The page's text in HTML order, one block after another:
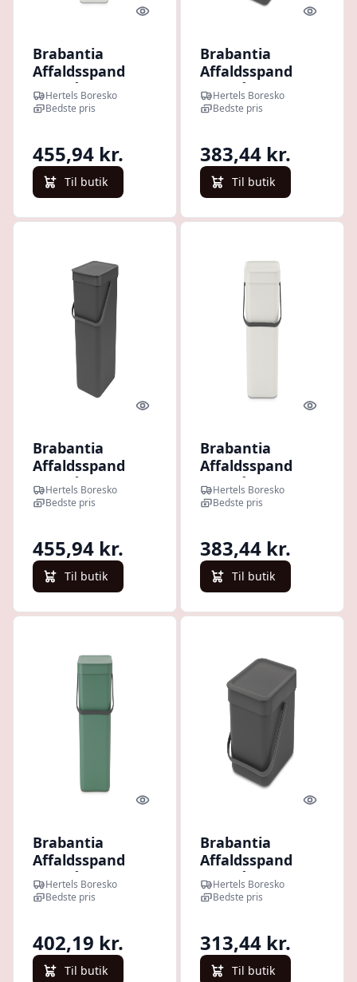
Quick look
Brabantia
Affaldsspand
med låg | 16
Liter | Hvid |
Hertels Boresko
Bedste pris
455,94 kr.
Til butik
Quick
Brabantia
Affaldsspand
med låg | 12
Liter | Grå |
Hertels Boresko
Bedste pris
383,44 kr.
Til butik
Quick look
Brabantia
Affaldsspand
med låg | 16
Liter | Grå |
Hertels Boresko
Bedste pris
455,94 kr.
Til butik
Quick
Brabantia
Affaldsspand
med låg | 12
Liter | Hvid |
Hertels Boresko
Bedste pris
383,44 kr.
Til butik
Quick look
Brabantia
Affaldsspand
med låg | 16
Liter | Grøn |
Hertels Boresko
Bedste pris
402,19 kr.
Til butik
Quick
Brabantia
Affaldsspand
med låg | 6 Liter
| Grå |
Hertels Boresko
Bedste pris
313,44 kr.
Til butik